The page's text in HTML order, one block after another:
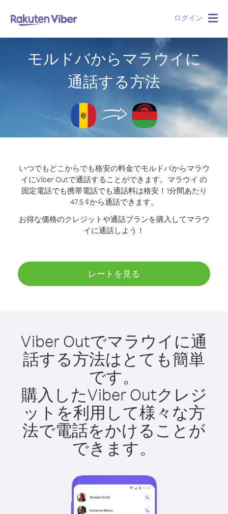
ログイン
モルドバからマラウイに
通話する方法
いつでもどこからでも格安の料金でモルドバからマラウ
イにViber Outで通話することができます。 マラウイ の
固定電話でも携帯電話でも通話料は格安！1分間あたり
47.5 ¢から通話できます。
お得な価格のクレジットや通話プランを購入してマラウ
イに通話しよう！
レートを見る
Viber Outでマラウイに通
話する方法はとても簡単
です。
購入したViber Outクレジ
ットを利用して様々な方
法で電話をかけることが
できます。